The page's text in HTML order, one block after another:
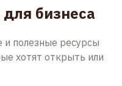
бизнеса
полезные ресурсы
хотят открыть или